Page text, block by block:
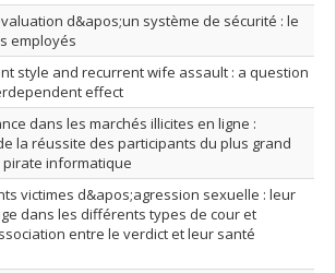
d&apos;un système de sécurité : le
employés
style and recurrent wife assault : a question
effect
dans les marchés illicites en ligne :
la réussite des participants du plus grand
informatique
victimes d&apos;agression sexuelle : leur
dans les différents types de cour et
entre le verdict et leur santé